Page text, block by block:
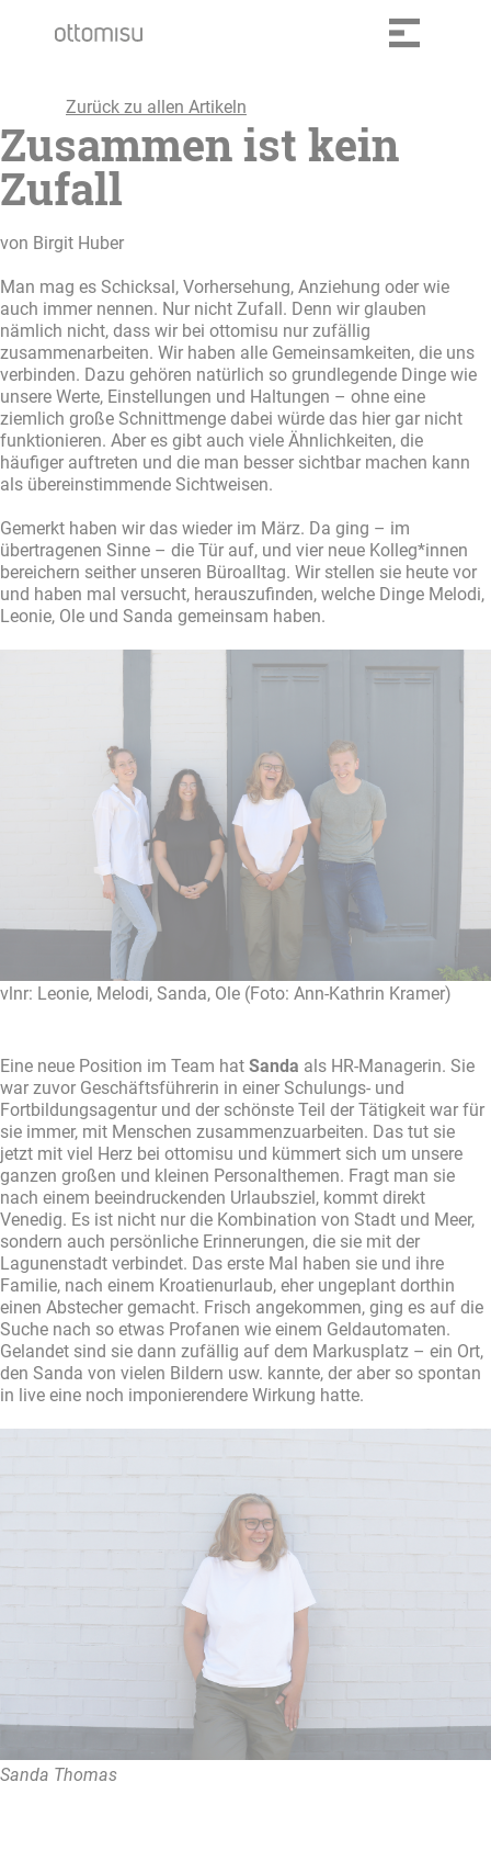
Zurück zu allen Artikeln
Zusammen ist kein
Zufall
von Birgit Huber
Man mag es Schicksal, Vorhersehung, Anziehung oder wie
auch immer nennen. Nur nicht Zufall. Denn wir glauben
nämlich nicht, dass wir bei ottomisu nur zufällig
zusammenarbeiten. Wir haben alle Gemeinsamkeiten, die uns
verbinden. Dazu gehören natürlich so grundlegende Dinge wie
unsere Werte, Einstellungen und Haltungen – ohne eine
ziemlich große Schnittmenge dabei würde das hier gar nicht
funktionieren. Aber es gibt auch viele Ähnlichkeiten, die
häufiger auftreten und die man besser sichtbar machen kann
als übereinstimmende Sichtweisen.
Gemerkt haben wir das wieder im März. Da ging – im
übertragenen Sinne – die Tür auf, und vier neue Kolleg*innen
bereichern seither unseren Büroalltag. Wir stellen sie heute vor
und haben mal versucht, herauszufinden, welche Dinge Melodi,
Leonie, Ole und Sanda gemeinsam haben.
vlnr: Leonie, Melodi, Sanda, Ole (Foto: Ann-Kathrin Kramer)
Eine neue Position im Team hat Sanda als HR-Managerin. Sie
war zuvor Geschäftsführerin in einer Schulungs- und
Fortbildungsagentur und der schönste Teil der Tätigkeit war für
sie immer, mit Menschen zusammenzuarbeiten. Das tut sie
jetzt mit viel Herz bei ottomisu und kümmert sich um unsere
ganzen großen und kleinen Personalthemen. Fragt man sie
nach einem beeindruckenden Urlaubsziel, kommt direkt
Venedig. Es ist nicht nur die Kombination von Stadt und Meer,
sondern auch persönliche Erinnerungen, die sie mit der
Lagunenstadt verbindet. Das erste Mal haben sie und ihre
Familie, nach einem Kroatienurlaub, eher ungeplant dorthin
einen Abstecher gemacht. Frisch angekommen, ging es auf die
Suche nach so etwas Profanen wie einem Geldautomaten.
Gelandet sind sie dann zufällig auf dem Markusplatz – ein Ort,
den Sanda von vielen Bildern usw. kannte, der aber so spontan
in live eine noch imponierendere Wirkung hatte.
Sanda Thomas